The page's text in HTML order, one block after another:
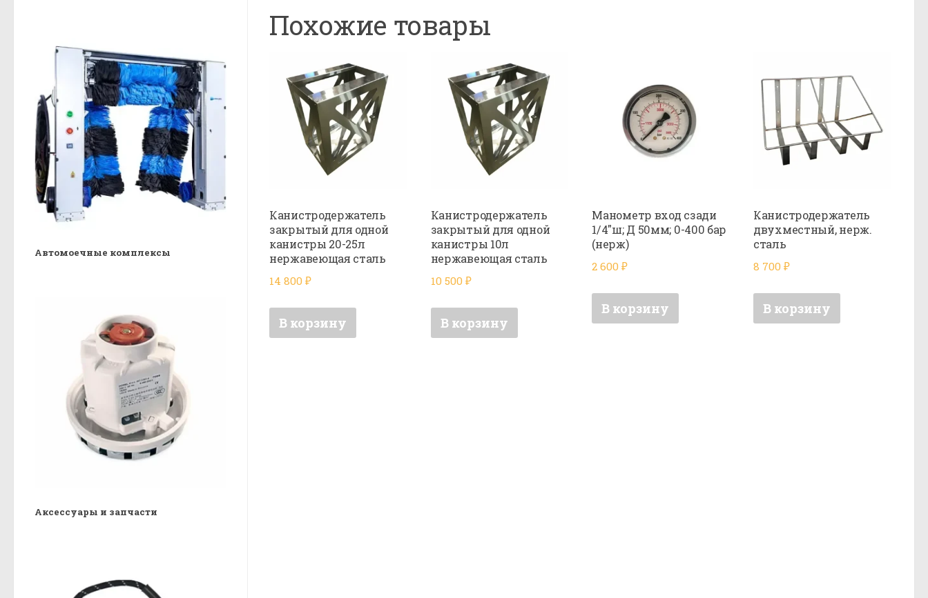
Похожие товары
Канистродержатель
закрытый для одной
канистры 20-25л
нержавеющая сталь
14 800 ₽
В корзину
Канистродержатель
закрытый для одной
канистры 10л
нержавеющая сталь
10 500 ₽
В корзину
Манометр вход сзади
1/4″ш; Д 50мм; 0-400 бар
(нерж)
2 600₽
В корзину
Канистродержатель
двухместный, нерж.
сталь
8 700₽
В корзину
Автомоечные комплексы
Аксессуары и запчасти